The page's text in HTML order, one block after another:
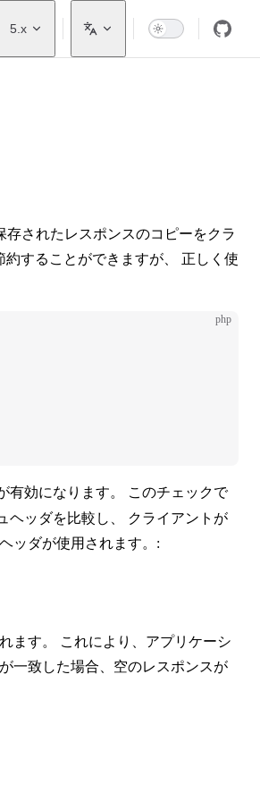
5.x
されたレスポンスのコピーをクラ
することができますが、 正しく使
php
有効になります。 このチェックで
ヘッダを比較し、 クライアントが
ッダが使用されます。:
ます。 これにより、アプリケーシ
一致した場合、空のレスポンスが